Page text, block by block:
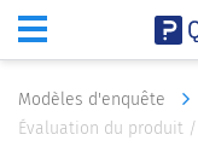
Modèles d'enquête
Évaluation du produit